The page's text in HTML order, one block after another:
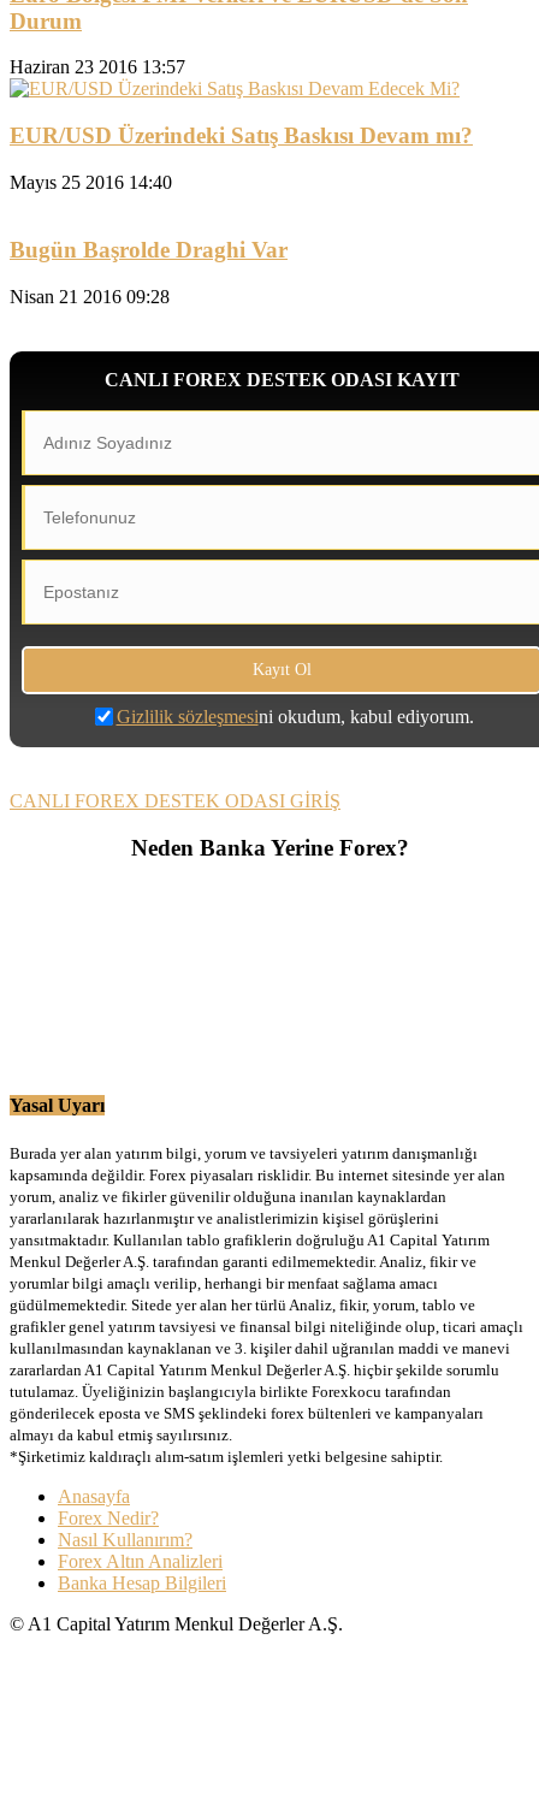
Durum
Haziran 23 2016 13:57
EUR/USD Üzerindeki Satış Baskısı Devam mı?
Mayıs 25 2016 14:40
Bugün Başrolde Draghi Var
Nisan 21 2016 09:28
CANLI FOREX DESTEK ODASI KAYIT
Gizlilik sözleşmesini okudum, kabul ediyorum.
CANLI FOREX DESTEK ODASI GİRİŞ
Neden Banka Yerine Forex?
Yasal Uyarı
Burada yer alan yatırım bilgi, yorum ve tavsiyeleri yatırım danışmanlığı
kapsamında değildir. Forex piyasaları risklidir. Bu internet sitesinde yer alan
yorum, analiz ve fikirler güvenilir olduğuna inanılan kaynaklardan
yararlanılarak hazırlanmıştır ve analistlerimizin kişisel görüşlerini
yansıtmaktadır. Kullanılan tablo grafiklerin doğruluğu A1 Capital Yatırım
Menkul Değerler A.Ş. tarafından garanti edilmemektedir. Analiz, fikir ve
yorumlar bilgi amaçlı verilip, herhangi bir menfaat sağlama amacı
güdülmemektedir. Sitede yer alan her türlü Analiz, fikir, yorum, tablo ve
grafikler genel yatırım tavsiyesi ve finansal bilgi niteliğinde olup, ticari amaçlı
kullanılmasından kaynaklanan ve 3. kişiler dahil uğranılan maddi ve manevi
zararlardan A1 Capital Yatırım Menkul Değerler A.Ş. hiçbir şekilde sorumlu
tutulamaz. Üyeliğinizin başlangıcıyla birlikte Forexkocu tarafından
gönderilecek eposta ve SMS şeklindeki forex bültenleri ve kampanyaları
almayı da kabul etmiş sayılırsınız.
*Şirketimiz kaldıraçlı alım-satım işlemleri yetki belgesine sahiptir.
Anasayfa
Forex Nedir?
Nasıl Kullanırım?
Forex Altın Analizleri
Banka Hesap Bilgileri
© A1 Capital Yatırım Menkul Değerler A.Ş.